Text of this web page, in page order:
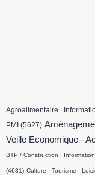
Agroalimentaire :
PMI (5627)
Veille Economique -
BTP / Construction :
(4631) Culture - Tourisme -